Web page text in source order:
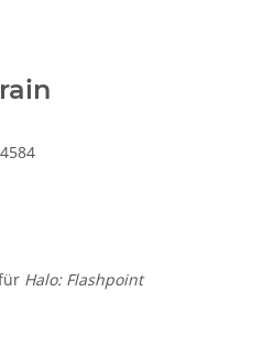
Halo: Flashpoint